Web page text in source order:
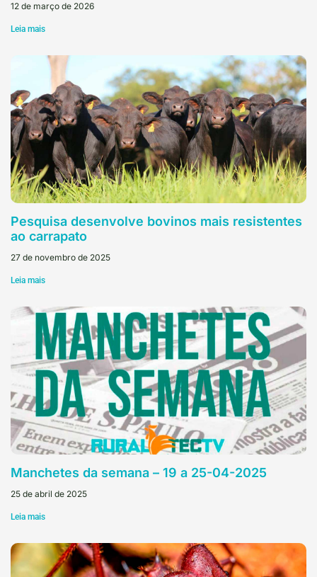
12 de março de 2026
Leia mais
Pesquisa desenvolve bovinos mais resistentes
ao carrapato
27 de novembro de 2025
Leia mais
Manchetes da semana – 19 a 25-04-2025
25 de abril de 2025
Leia mais